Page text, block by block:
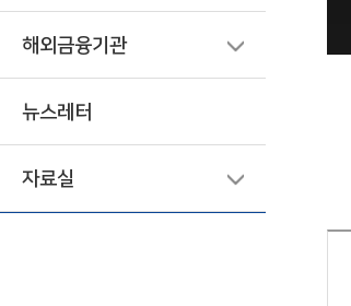
해외금융기관
뉴스레터
자료실